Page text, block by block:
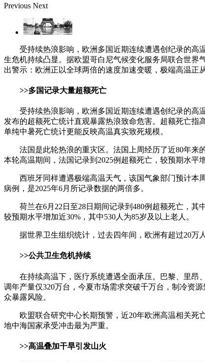
Previous Next
受持续热浪影响，欧洲多国近期连续遭遇创纪录的高
生危机持续凸显。据欧盟哥白尼气候变化服务局联合世
出警示：欧洲正以全球两倍的速度加速变暖，极端高温正
>>多国记录大量超额死亡
受持续热浪影响，欧洲多国近期连续遭遇创纪录的高
发布的超额死亡统计直观暴露热浪致命危害。超额死亡
单纯中暑死亡统计更能反映高温真实致死规模。
法国是此轮热浪的重灾区。法国上周经历了近80年来
本轮高温期间，法国记录到2025例超额死亡，较预期水平
西班牙同样遭遇极端高温天气，该国气象部门预计本
病例，是2025年6月所记录数据的两倍多。
荷兰在6月22日至28日期间记录到480例超额死亡，
较预期水平增加近30%，其中530人为85岁及以上老人。
据世界卫生组织统计，过去四年间，欧洲有超过20万
>>公共卫生危机持续
在持续高温下，医疗系统遭遇全面承压。巴黎、里昂
调年产量仅320万台，今夏市场需求突破千万台，制冷资
众暴露风险。
欧盟联合研究中心长期预警，近20年欧洲高温相关
地中海国家承受冲击最为严重。
>>高温叠加干旱引发山火